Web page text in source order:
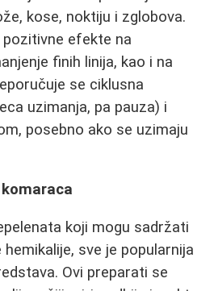
kose, noktiju i zglobova.
efekte na
finih linija, kao i na
se ciklusna
uzimanja, pa pauza) i
posebno ako se uzimaju
koji mogu sadržati
sve je popularnija
Ovi preparati se